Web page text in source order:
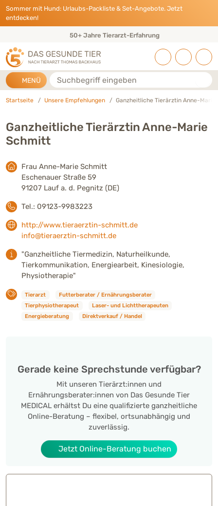
Direkt zu:
INHALT
HAUPTMENÜ
FOOTER
Sommer mit Hund: Urlaubs-Packliste & Set-Angebote. Jetzt
entdecken!
50+ Jahre Tierarzt-Erfahrung
MENÜ Suche
Startseite Unsere Empfehlungen Ganzheitliche Tierärztin Anne-Marie
Ganzheitliche Tierärztin Anne-Marie
Schmitt
Frau Anne-Marie Schmitt
Eschenauer Straße 59
91207 Lauf a. d. Pegnitz (DE)
Tel.: 09123-9983223
http://www.tieraerztin-schmitt.de
info@tieraerztin-schmitt.de
"Ganzheitliche Tiermedizin, Naturheilkunde,
Tierkommunikation, Energiearbeit, Kinesiologie,
Physiotherapie"
Tierarzt
Futterberater / Ernährungsberater
Tierphysiotherapeut
Laser- und Lichttherapeuten
Energieberatung
Direktverkauf / Handel
Gerade keine Sprechstunde verfügbar?
Mit unseren Tierärzt:innen und
Ernährungsberater:innen von Das Gesunde Tier
MEDICAL erhältst Du eine qualifizierte ganzheitliche
Online-Beratung – flexibel, ortsunabhängig und
zuverlässig.
Jetzt Online-Beratung buchen